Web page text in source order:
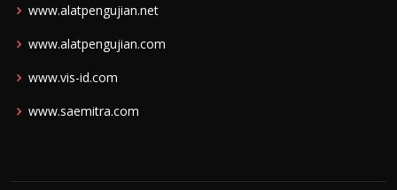
www.alatpengujian.net
www.alatpengujian.com
www.vis-id.com
www.saemitra.com